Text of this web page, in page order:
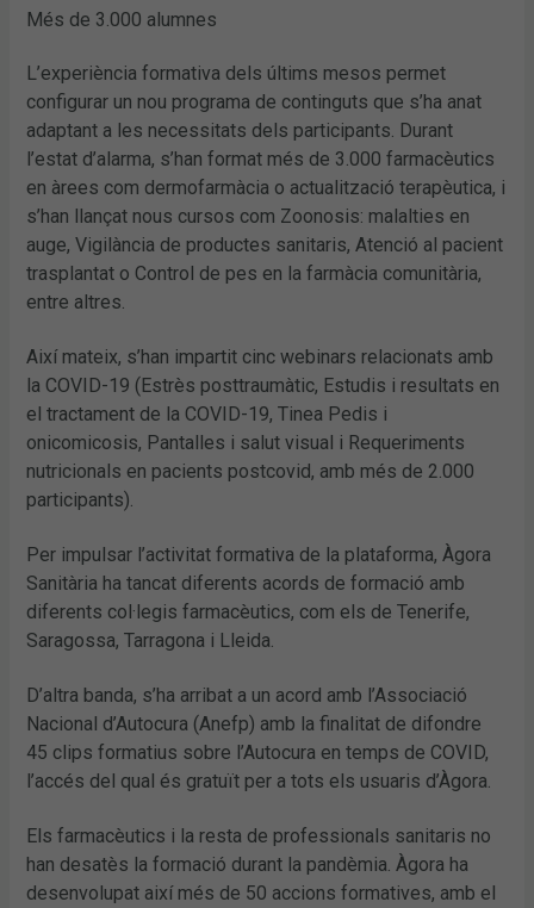
Més de 3.000 alumnes
L’experiència formativa dels últims mesos permet
configurar un nou programa de continguts que s’ha anat
adaptant a les necessitats dels participants. Durant
l’estat d’alarma, s’han format més de 3.000 farmacèutics
en àrees com dermofarmàcia o actualització terapèutica, i
s’han llançat nous cursos com Zoonosis: malalties en
auge, Vigilància de productes sanitaris, Atenció al pacient
trasplantat o Control de pes en la farmàcia comunitària,
entre altres.
Així mateix, s’han impartit cinc webinars relacionats amb
la COVID-19 (Estrès posttraumàtic, Estudis i resultats en
el tractament de la COVID-19, Tinea Pedis i
onicomicosis, Pantalles i salut visual i Requeriments
nutricionals en pacients postcovid, amb més de 2.000
participants).
Per impulsar l’activitat formativa de la plataforma, Àgora
Sanitària ha tancat diferents acords de formació amb
diferents col·legis farmacèutics, com els de Tenerife,
Saragossa, Tarragona i Lleida.
D’altra banda, s’ha arribat a un acord amb l’Associació
Nacional d’Autocura (Anefp) amb la finalitat de difondre
45 clips formatius sobre l’Autocura en temps de COVID,
l’accés del qual és gratuït per a tots els usuaris d’Àgora.
Els farmacèutics i la resta de professionals sanitaris no
han desatès la formació durant la pandèmia. Àgora ha
desenvolupat així més de 50 accions formatives, amb el